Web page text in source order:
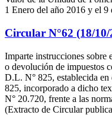
1 Enero del año 2016 y el
Circular N°62 (18/10/
Imparte instrucciones sobre
o devolución de impuestos
D.L. N° 825, establecida
825, incorporado a dicho
N° 20.720, frente a las
(Extracto de Circular